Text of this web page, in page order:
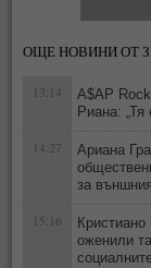
ОЩЕ НОВИНИ ОТ
13:14
A$AP
Риана:
14:27
Ариана
за
15:16
оженили